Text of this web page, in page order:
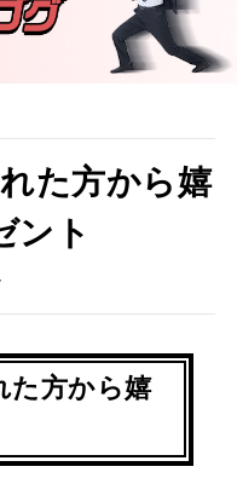
た方から嬉
ント
た方から嬉